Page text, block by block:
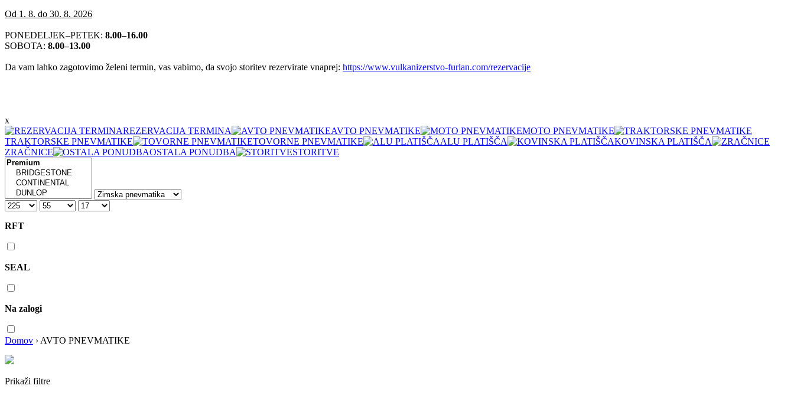
Od 1. 8. do 30. 8. 2026
PONEDELJEK–PETEK: 8.00–16.00
SOBOTA: 8.00–13.00
Da vam lahko zagotovimo želeni termin, vas vabimo, da svojo storitev rezervirate vnaprej: https://www.vulkanizerstvo-furlan.com/rezervacije
x
REZERVACIJA TERMINA
AVTO PNEVMATIKE
MOTO PNEVMATIKE
TRAKTORSKE PNEVMATIKE
TOVORNE PNEVMATIKE ALU PLATIŠČA
KOVINSKA PLATIŠČA
ZRAČNICE
OSTALA PONUDBA STORITVE
RFT
SEAL
Na zalogi
Domov › AVTO PNEVMATIKE
Prikaži filtre